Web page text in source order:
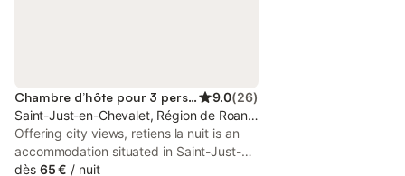
Chambre d’hôte pour 3 personnes 9.0(26)
Saint-Just-en-Chevalet, Région de Roanne
Offering city views, retiens la nuit is an
accommodation situated in Saint-Just-
en-Chevalet, 50 km from Célestins
dès 65 € / nuit